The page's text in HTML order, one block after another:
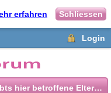
erfahren Schliessen
Login
Eltern mit Kindern?